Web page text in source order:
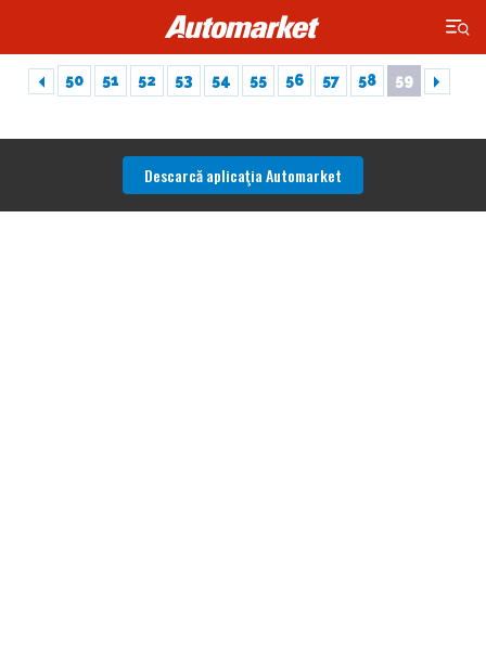
×
50 51 52 53 54 55 56 57 58 59
Descarcă aplicaţia Automarket